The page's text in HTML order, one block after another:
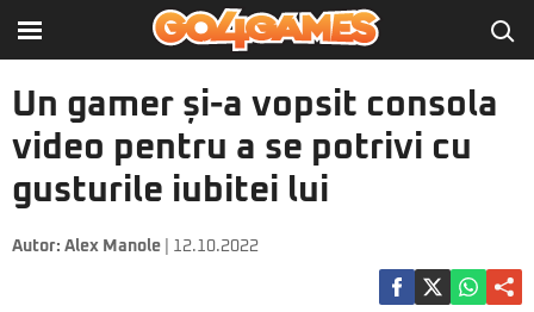
Un gamer și-a vopsit consola
video pentru a se potrivi cu
gusturile iubitei lui
Autor: Alex Manole | 12.10.2022